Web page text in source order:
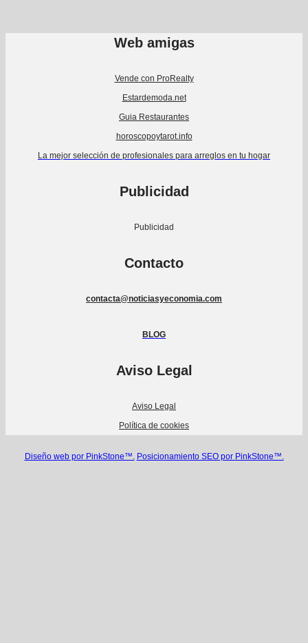
Web amigas
Vende con ProRealty
Estardemoda.net
Guia Restaurantes
horoscopoytarot.info
La mejor selección de profesionales para arreglos en tu hogar
Publicidad
Publicidad
Contacto
contacta@noticiasyeconomia.com
BLOG
Aviso Legal
Aviso Legal
Política de cookies
Diseño web por PinkStone™. Posicionamiento SEO por PinkStone™.